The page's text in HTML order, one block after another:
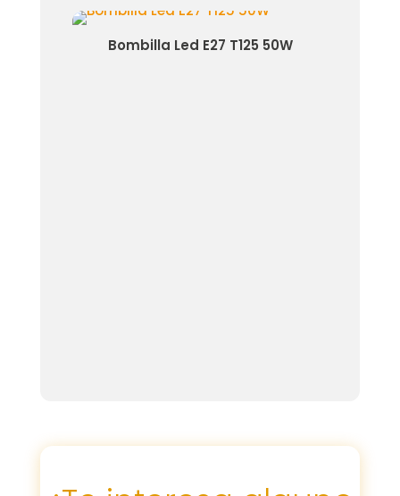
Bombilla Led E27 T125 50W Bombilla Led